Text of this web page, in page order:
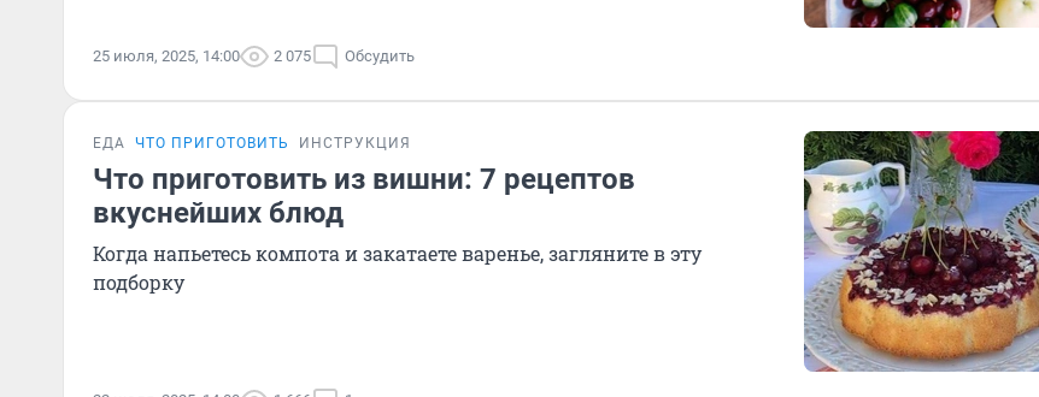
25 июля, 2025, 14:00 2 075 Обсудить
ЕДА ЧТО ПРИГОТОВИТЬ ИНСТРУКЦИЯ
Что приготовить из вишни: 7 рецептов
вкуснейших блюд
Когда напьетесь компота и закатаете варенье, загляните в эту
подборку